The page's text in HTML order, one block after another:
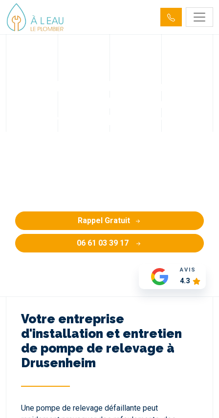
Rappel Gratuit
06 61 03 39 17
AVIS
4.3
Votre entreprise
d'installation et entretien
de pompe de relevage à
Drusenheim
Une pompe de relevage défaillante peut